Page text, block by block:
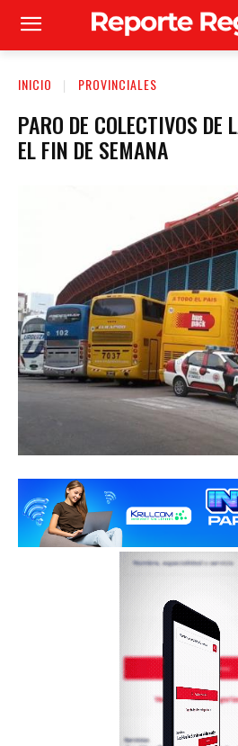
INICIO PROVINCIALES
PARO DE COLECTIVOS DE
EL FIN DE SEMANA